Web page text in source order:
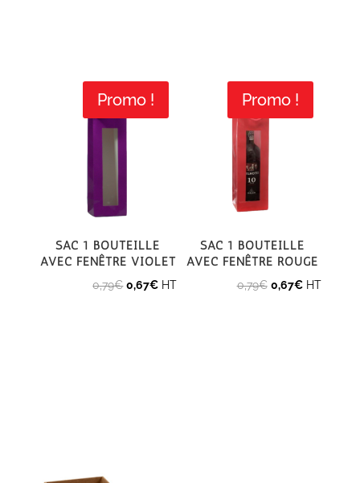
Promo !
Sac 1 bouteille
avec fenêtre violet
0,79€ Le
0,67€LeHT
Promo !
Sac 1 bouteille
avec fenêtre rouge
0,79€ Le
0,67€LeHT